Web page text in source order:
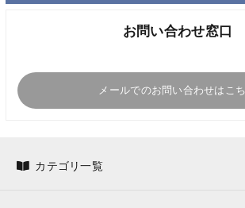
お問い合わせ窓口
メールでのお問い合わせはこ
カテゴリ一覧